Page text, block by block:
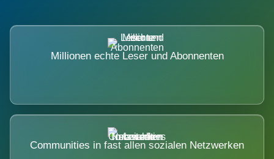
Millionen echte Leser und Abonnenten
Communities in fast allen sozialen Netzwerken